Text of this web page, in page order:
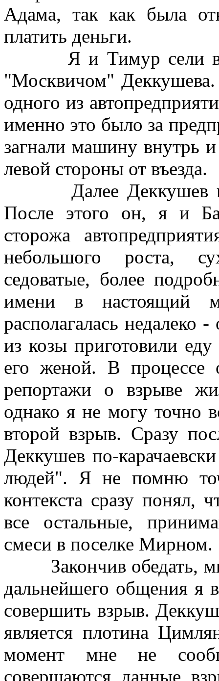
Адама, так как была
платить деньги.
Я и Тимур сели в
"Москвичом"
одного из
именно это было за
загнали машину внутрь
левой стороны от въезда.
Далее Деккушев
После этого он, я и
сторожа
небольшого роста,
седоватые, более
имени в настоящий
располагалась
из козы приготовили
его женой. В процессе
репортажи о взрыве
однако я не могу точно
второй взрыв. Сразу
Деккушев по-
людей". Я не помню
контекста сразу
все остальные,
смеси в поселке Мирном.
Закончив обедать,
дальнейшего общения я
совершить взрыв.
является плотина
момент мне не
совершаются данные